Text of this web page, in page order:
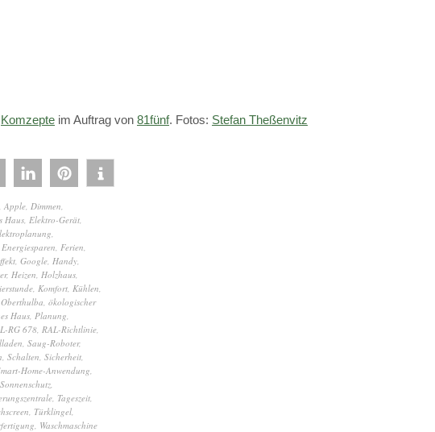
Komzepte im Auftrag von 81fünf. Fotos: Stefan Theßenvitz
Apple Dimmen
Haus Elektro-Gerät
Energiesparen Ferien
Google Handy
, Heizen Holzhaus
Komfort Kühlen
Oberthulba ökologischer
Haus Planung
RG 678 RAL-Richtlinie
Saug-Roboter,
Schalten Sicherheit
Home-Anwendung
Sonnenschutz
Tageszeit
Türklingel
Waschmaschine